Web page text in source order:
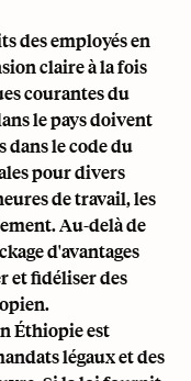
des employés en
claire à la fois
courantes du
le pays doivent
dans le code du
pour divers
de travail, les
Au-delà de
d'avantages
et fidéliser des
Éthiopie est
légaux et des